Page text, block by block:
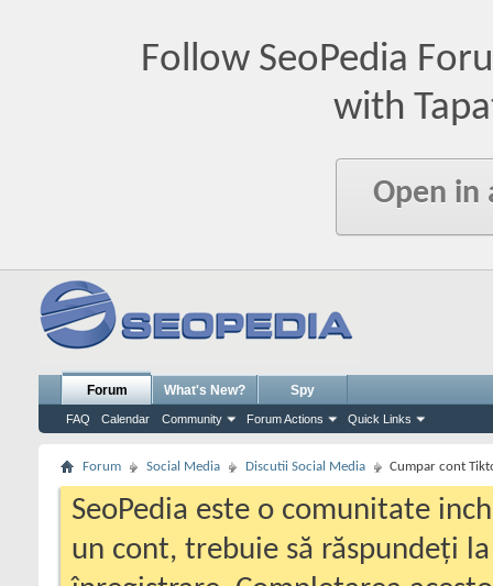
Follow SeoPedia
with
Open in
Forum
FAQ Calendar Community Forum Actions Quick Links
What's New? Spy
Forum Social Media Discutii Social Media Cumpar cont
SeoPedia este o comunitate
un cont, trebuie să răspundeți